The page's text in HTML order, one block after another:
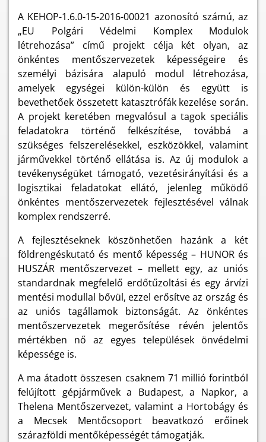
A KEHOP-1.6.0-15-2016-00021 azonosító számú, az
„EU Polgári Védelmi Komplex Modulok
létrehozása” című projekt célja két olyan, az
önkéntes mentőszervezetek képességeire és
személyi bázisára alapuló modul létrehozása,
amelyek egységei külön-külön és együtt is
bevethetőek összetett katasztrófák kezelése során.
A projekt keretében megvalósul a tagok speciális
feladatokra történő felkészítése, továbbá a
szükséges felszerelésekkel, eszközökkel, valamint
járművekkel történő ellátása is. Az új modulok a
tevékenységüket támogató, vezetésirányítási és a
logisztikai feladatokat ellátó, jelenleg működő
önkéntes mentőszervezetek fejlesztésével válnak
komplex rendszerré.
A fejlesztéseknek köszönhetően hazánk a két
földrengéskutató és mentő képesség – HUNOR és
HUSZÁR mentőszervezet – mellett egy, az uniós
standardnak megfelelő erdőtűzoltási és egy árvízi
mentési modullal bővül, ezzel erősítve az ország és
az uniós tagállamok biztonságát. Az önkéntes
mentőszervezetek megerősítése révén jelentős
mértékben nő az egyes települések önvédelmi
képessége is.
A ma átadott összesen csaknem 71 millió forintból
felújított gépjárművek a Budapest, a Napkor, a
Thelena Mentőszervezet, valamint a Hortobágy és
a Mecsek Mentőcsoport beavatkozó erőinek
szárazföldi mentőképességét támogatják.